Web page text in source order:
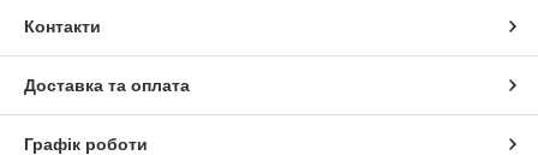
Контакти
Доставка та оплата
Графік роботи